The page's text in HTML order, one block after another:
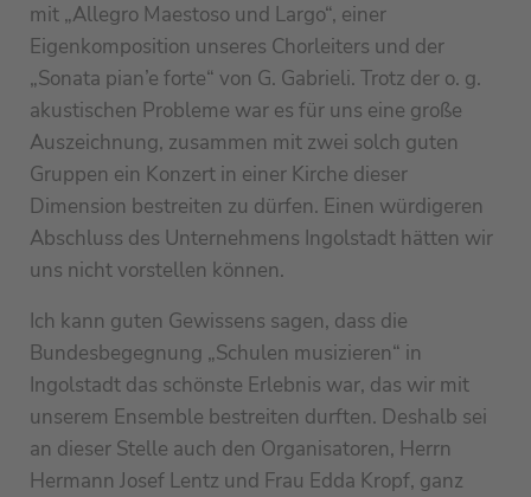
mit „Allegro Maestoso und Largo“, einer
Eigenkomposition unseres Chorleiters und der
„Sonata pian’e forte“ von G. Gabrieli. Trotz der o. g.
akustischen Probleme war es für uns eine große
Auszeichnung, zusammen mit zwei solch guten
Gruppen ein Konzert in einer Kirche dieser
Dimension bestreiten zu dürfen. Einen würdigeren
Abschluss des Unternehmens Ingolstadt hätten wir
uns nicht vorstellen können.
Ich kann guten Gewissens sagen, dass die
Bundesbegegnung „Schulen musizieren“ in
Ingolstadt das schönste Erlebnis war, das wir mit
unserem Ensemble bestreiten durften. Deshalb sei
an dieser Stelle auch den Organisatoren, Herrn
Hermann Josef Lentz und Frau Edda Kropf, ganz